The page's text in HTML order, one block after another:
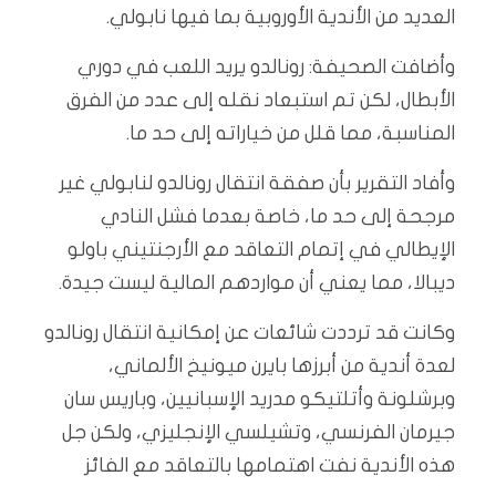
العديد من الأندية الأوروبية بما فيها نابولي.
وأضافت الصحيفة: رونالدو يريد اللعب في دوري
الأبطال، لكن تم استبعاد نقله إلى عدد من الفرق
المناسبة، مما قلل من خياراته إلى حد ما.
وأفاد التقرير بأن صفقة انتقال رونالدو لنابولي غير
مرجحة إلى حد ما، خاصة بعدما فشل النادي
الإيطالي في إتمام التعاقد مع الأرجنتيني باولو
ديبالا، مما يعني أن مواردهم المالية ليست جيدة.
وكانت قد ترددت شائعات عن إمكانية انتقال رونالدو
لعدة أندية من أبرزها بايرن ميونيخ الألماني،
وبرشلونة وأتلتيكو مدريد الإسبانيين، وباريس سان
جيرمان الفرنسي، وتشيلسي الإنجليزي، ولكن جل
هذه الأندية نفت اهتمامها بالتعاقد مع الفائز